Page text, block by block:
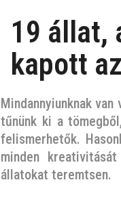
ő
t
t
6
é
19 állat,
kapott
Mindannyiunknak
tűnünk ki a
felismerhetők.
minden
állatokat teremtsen.